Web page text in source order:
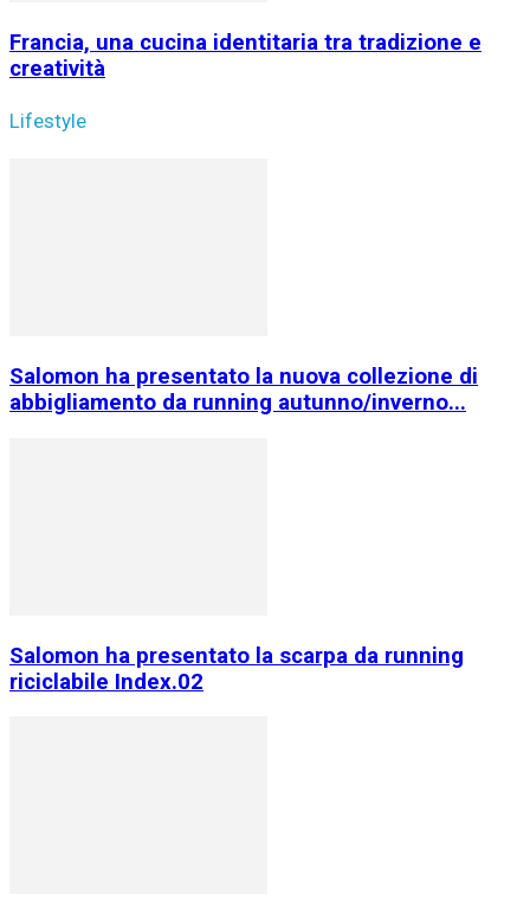
Francia, una cucina identitaria tra tradizione e
creatività
Lifestyle
Salomon ha presentato la nuova collezione di
abbigliamento da running autunno/inverno...
Salomon ha presentato la scarpa da running
riciclabile Index.02